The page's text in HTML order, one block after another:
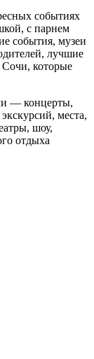
событиях
с парнем
события, музеи
лучшие
Сочи, которые
— концерты,
места,
шоу,
отдыха